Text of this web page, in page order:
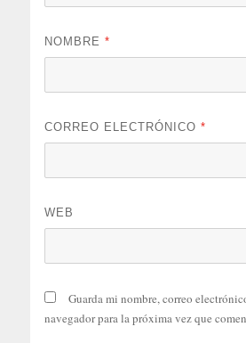
NOMBRE*
CORREO ELECTRÓNICO*
WEB
Guarda mi nombre, correo
navegador para la próxima vez que